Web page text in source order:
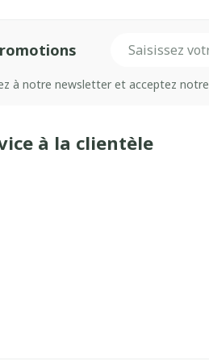
à notre newsletter et acceptez notre
à la clientèle